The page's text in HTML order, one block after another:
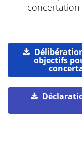
objectifs